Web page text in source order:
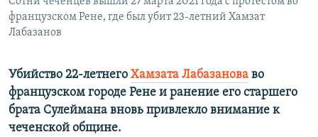
Все сайты РСЕ/РС
французском Рене, где был убит 23-летний Хамзат
Лабазанов
Убийство 22-летнего Хамзата Лабазанова во
французском городе Рене и ранение его старшего
брата Сулеймана вновь привлекло внимание к
чеченской общине.